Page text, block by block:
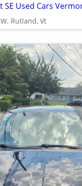
W. Rutland, Vt